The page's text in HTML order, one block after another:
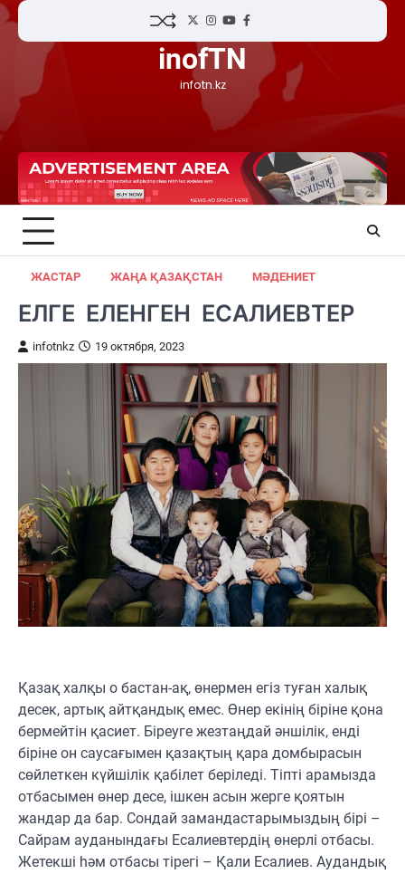
Skip
content
TwitterInstagram
YouTubeFacebook
inofTN
infotn.kz
ЖАСТАР ЖАҢА ҚАЗАҚСТАН МӘДЕНИЕТ
ЕЛГЕ ЕЛЕНГЕН ЕСАЛИЕВТЕР
infotnkz 19 октября, 2023
Қазақ халқы о бастан-ақ, өнермен егіз туған халық
десек, артық айтқандық емес. Өнер екінің біріне қона
бермейтін қасиет. Біреуге жезтаңдай әншілік, енді
біріне он саусағымен қазақтың қара домбырасын
сөйлеткен күйшілік қабілет беріледі. Тіпті арамызда
отбасымен өнер десе, ішкен асын жерге қоятын
жандар да бар. Сондай замандастарымыздың бірі –
Сайрам ауданындағы Есалиевтердің өнерлі отбасы.
Жетекші һәм отбасы тірегі – Қали Есалиев. Аудандық